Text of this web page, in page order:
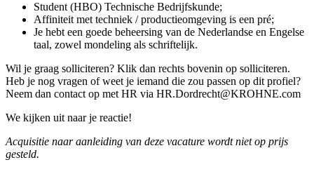
Student (HBO) Technische Bedrijfskunde;
Affiniteit met techniek / productieomgeving is een pré;
Je hebt een goede beheersing van de Nederlandse en Engelse
taal, zowel mondeling als schriftelijk.
Wil je graag solliciteren? Klik dan rechts bovenin op solliciteren.
Heb je nog vragen of weet je iemand die zou passen op dit profiel?
Neem dan contact op met HR via HR.Dordrecht@KROHNE.com
We kijken uit naar je reactie!
Acquisitie naar aanleiding van deze vacature wordt niet op prijs
gesteld.